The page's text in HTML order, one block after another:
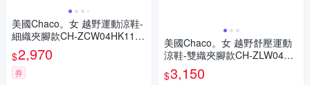
美國Chaco。女 越野運動涼鞋-
細織夾腳款CH-ZCW04HK11
(黑色動力)
$2,970
券
美國Chaco。女 越野舒壓運動
涼鞋-雙織夾腳款CH-ZLW04HI
17 (威利黑白)
$3,150